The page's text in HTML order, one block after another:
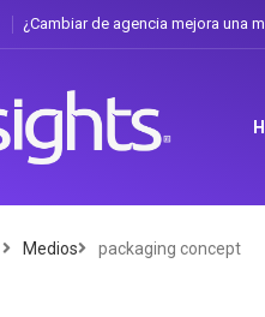
¿Cambiar de agencia mejora una
Medios packaging concept